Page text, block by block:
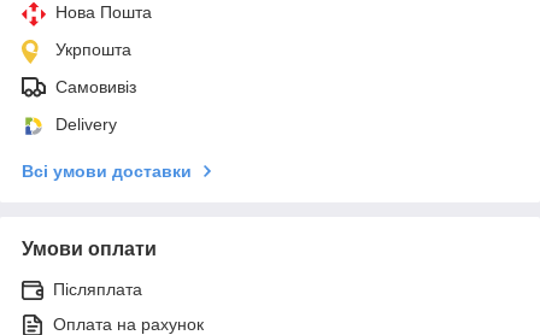
Нова Пошта
Укрпошта
Самовивіз
Delivery
Всі умови доставки
Умови оплати
Післяплата
Оплата на рахунок